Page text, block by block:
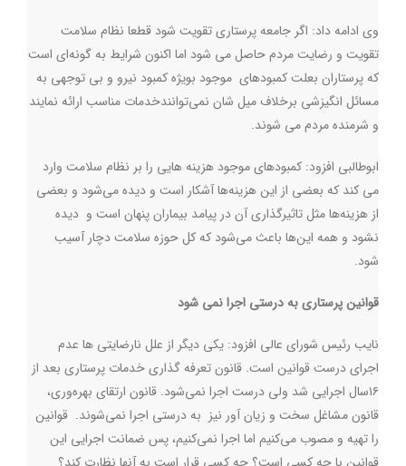
وی ادامه داد: اگر جامعه پرستاری تقویت شود قطعا نظام سلامت
تقویت و رضایت مردم حاصل می شود اما اکنون شرایط به گونه‌ای است
که پرستاران بعلت كمبودهاي موجود بويژه كمبود نيرو و بي توجهی به
مسائل انگيزشي برخلاف ميل شان نمی‌توانندخدمات مناسب ارائه نمايند
و شرمنده مردم می شوند.
ابوطالبی افزود: كمبودهاي موجود هزينه هايی را بر نظام سلامت وارد
مي كند كه بعضی از اين هزینه‌ها آشکار است و دیده می‌شود و بعضی
از هزینه‌ها مثل تاثيرگذاری آن در پيامد بيماران پنهان است و دیده
نشود و همه این‌ها باعث می‌شود که کل حوزه سلامت دچار آسیب
شود.
قوانین پرستاری به درستی اجرا نمی شود
نایب رئیس شورای عالی افزود: يكي ديگر از علل نارضايتي ها عدم
اجرای درست قوانين است. قانون تعرفه گذاری خدمات پرستاری بعد از
۱۶سال اجرایی شد ولی درست اجرا نمی‌شود. قانون ارتقای بهره‌وری،
قانون مشاغل سخت و زیان آور نيز به درستی اجرا نمی‌شوند‌. قوانین
را تهیه و مصوب می‌کنیم اما اجرا نمی‌کنیم، پس ضمانت اجرایی این